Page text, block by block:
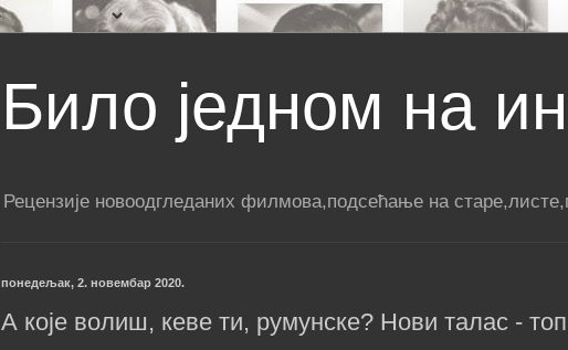
Било једном на
Рецензије новоодгледаних филмова,подсећање на
понедељак, 2. новембар 2020.
А које волиш, кеве ти, румунске? Нови талас -